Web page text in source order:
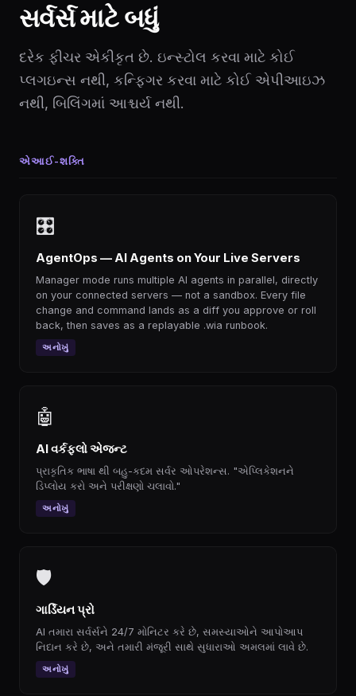
સર્વર્સ માટે બધું
દરેક ફીચર એકીકૃત છે. ઇન્સ્ટોલ કરવા માટે કોઈ
પ્લગઇન્સ નથી, કન્ફિગર કરવા માટે કોઈ એપીઆઇઝ
નથી, બિલિંગમાં આશ્ચર્ય નથી.
એઆઈ-શક્તિ
🎛
AgentOps — AI Agents on Your Live Servers
Manager mode runs multiple AI agents in parallel, directly
on your connected servers — not a sandbox. Every file
change and command lands as a diff you approve or roll
back, then saves as a replayable .wia runbook.
અનોખું
🤖
AI વર્કફ્લો એજન્ટ
પ્રાકૃતિક ભાષા થી બહુ-કદમ સર્વર ઓપરેશન્સ. "એપ્લિકેશનને
ડિપ્લોય કરો અને પરીક્ષણો ચલાવો."
અનોખું
🛡
ગાર્ડિયન પ્રો
AI તમારા સર્વર્સને 24/7 મોનિટર કરે છે, સમસ્યાઓને આપોઆપ
નિદાન કરે છે, અને તમારી મંજૂરી સાથે સુધારાઓ અમલમાં લાવે છે.
અનોખું